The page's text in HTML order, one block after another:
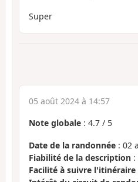
Super
05 août 2024 à 14:57
Note globale : 4.7 / 5
Date de la randonnée : 02
Fiabilité de la description
Facilité à suivre l'itinéraire